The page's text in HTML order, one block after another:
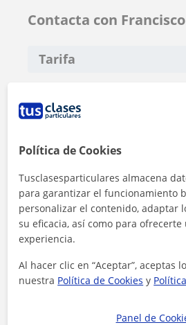
Contacta con
Tarifa
Política de Cookies
Tusclasesparticulares almacena
para garantizar el funcionamiento
personalizar el contenido, adaptar
su eficacia, así como para
experiencia.
Al hacer clic en “Aceptar”, aceptas
nuestra Política de Cookies y
Panel de